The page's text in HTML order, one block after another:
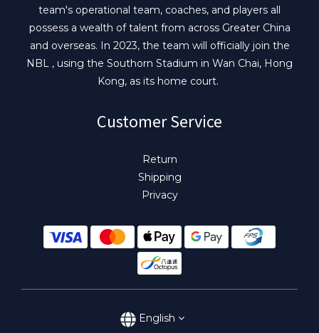
team's operational team, coaches, and players all
possess a wealth of talent from across Greater China
and overseas. In 2023, the team will officially join the
NBL , using the Southorn Stadium in Wan Chai, Hong
Kong, as its home court.
Customer Service
Return
Shipping
Privacy
English